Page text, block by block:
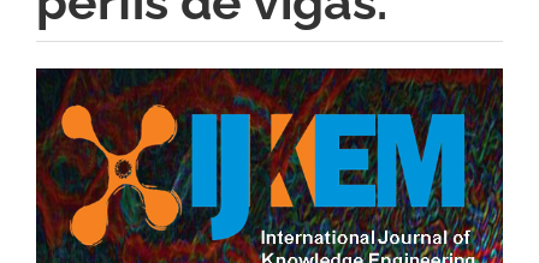
Barra
lateral
de
artigos